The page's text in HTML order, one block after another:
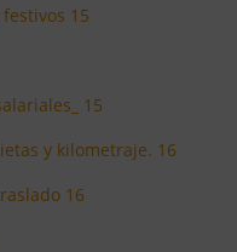
15
15
y kilometraje. 16
16